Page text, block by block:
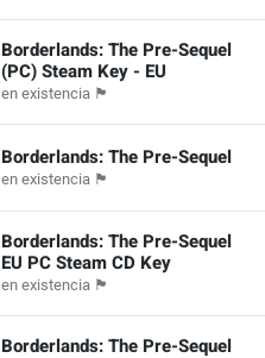
Borderlands: The Pre-Sequel
(PC) Steam Key - EU
en existencia 🏴
Borderlands: The Pre-Sequel
en existencia 🏴
Borderlands: The Pre-Sequel
EU PC Steam CD Key
en existencia 🏴
Borderlands: The Pre-Sequel